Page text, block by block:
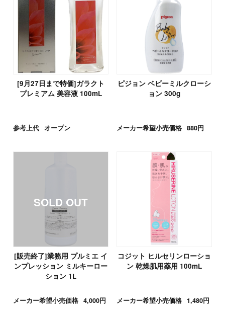
[9月27日まで特価]ガラクト
プレミアム 美容液 100mL
参考上代 オープン
ピジョン ベビーミルクローシ
ョン 300g
メーカー希望小売価格 880円
[販売終了]業務用 プルミエ イ
ンプレッション ミルキーロー
ション 1L
メーカー希望小売価格 4,000円
コジット ヒルセリンローショ
ン 乾燥肌用薬用 100mL
メーカー希望小売価格 1,480円